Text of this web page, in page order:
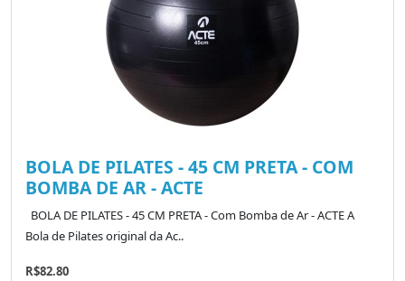
BOLA DE PILATES - 45 CM PRETA - COM
BOMBA DE AR - ACTE
BOLA DE PILATES - 45 CM PRETA - Com Bomba de Ar - ACTE A
Bola de Pilates original da Ac..
R$82.80